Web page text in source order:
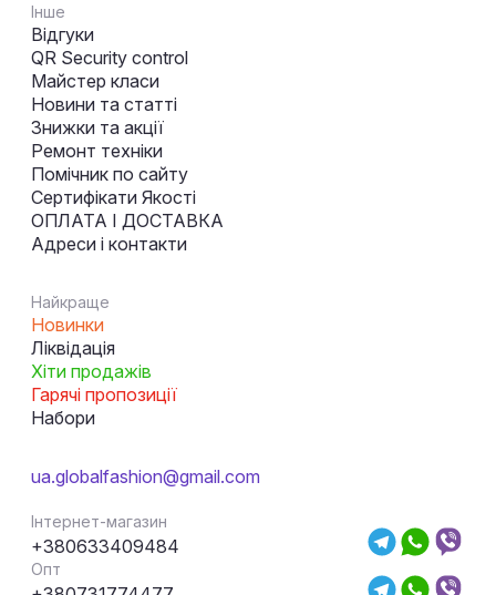
Інше
Відгуки
QR Security control
Майстер класи
Новини та статті
Знижки та акції
Ремонт техніки
Помічник по сайту
Сертифікати Якості
ОПЛАТА І ДОСТАВКА
Адреси і контакти
Найкраще
Новинки
Ліквідація
Хіти продажів
Гарячі пропозиції
Набори
ua.globalfashion@gmail.com
Інтернет-магазин
+380633409484
Опт